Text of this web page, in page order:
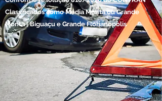
Classificados como Média Monta ou Grande
Monta | Biguaçu e Grande Florianópolis